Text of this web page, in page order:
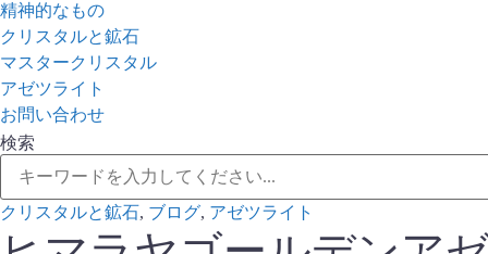
精神的なもの
クリスタルと鉱石
マスタークリスタル
アゼツライト
お問い合わせ
検索
クリスタルと鉱石, ブログ, アゼツライト